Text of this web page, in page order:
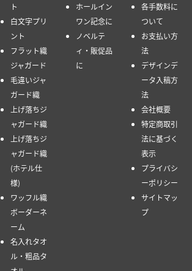
ト
白文字プリ
ント
フラット織
ジャガード
毛違いジャ
ガード織
上げ落ちジ
ャガード織
上げ落ちジ
ャガード織
(ホテル仕
様)
ワッフル織
ボーダーネ
ーム
名入れタオ
ル・粗品タ
ホールイン
ワン記念に
ノベルテ
ィ・販促品
に
各手数料に
ついて
お支払い方
法
デザインデ
ータ入稿方
法
会社概要
特定商取引
法に基づく
表示
プライバシ
ーポリシー
サイトマッ
プ